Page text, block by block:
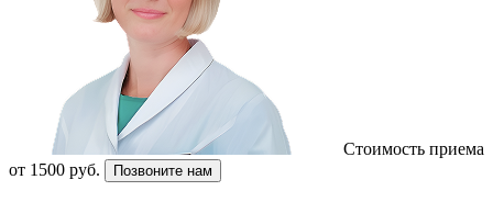
Стоимость приема
от 1500 руб.
Позвоните нам